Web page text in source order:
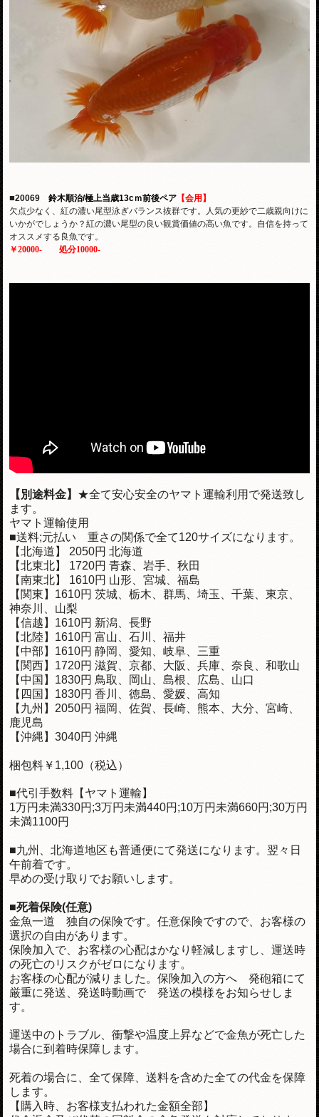
■20069鈴木順治/極上当歳13cｍ前後ペア 【会用】
欠点少なく、紅の濃い尾型泳ぎバランス抜群です。人気の更紗で二歳親向けに
いかがでしょうか？紅の濃い尾型の良い観賞価値の高い魚です。自信を持って
オススメする良魚です。
￥20000-
処分10000-
【 別途料金】 ★全て安心安全のヤマト運輸利用で発送致し
ます。
ヤマト運輸使用
■送料;元払い 重さの関係で全て120サイズになります。
【北海道】 2050円 北海道
【北東北】 1720円 青森、岩手、秋田
【南東北】 1610円 山形、宮城、福島
【関東】1610円 茨城、栃木、群馬、埼玉、千葉、東京、
神奈川、山梨
【信越】 1610円 新潟、長野
【北陸】 1610円 富山、石川、福井
【中部】 1610円 静岡、愛知、岐阜、三重
【関西】1720円 滋賀、京都、大阪、兵庫、奈良、和歌山
【中国】1830円 鳥取、岡山、島根、広島、山口
【四国】1830円 香川、徳島、愛媛、高知
【九州】2050円 福岡、佐賀、長崎、熊本、大分、宮崎、
鹿児島
【沖縄】3040円 沖縄
梱包料￥1,100（税込）
■代引手数料【ヤマト運輸】
1万円未満330円;3万円未満440円;10万円未満660円;30万円
未満1100円
■九州、北海道地区も普通便にて発送になります。翌々日
午前着です。
早めの受け取りでお願いします。
■死着保険(任意)
金魚一道 独自の保険です。任意保険ですので、お客様の
選択の自由があります。
保険加入で、お客様の心配はかなり軽減しますし、運送時
の死亡のリスクがゼロになります。
お客様の心配が減りました。保険加入の方へ 発砲箱にて
厳重に発送、発送時動画で 発送の模様をお知らせしま
す。
運送中のトラブル、衝撃や温度上昇などで金魚が死亡した
場合に到着時保障します。
死着の場合に、全て保障、送料を含めた全ての代金を保障
します。
【購入時、お客様支払われた金額全部】